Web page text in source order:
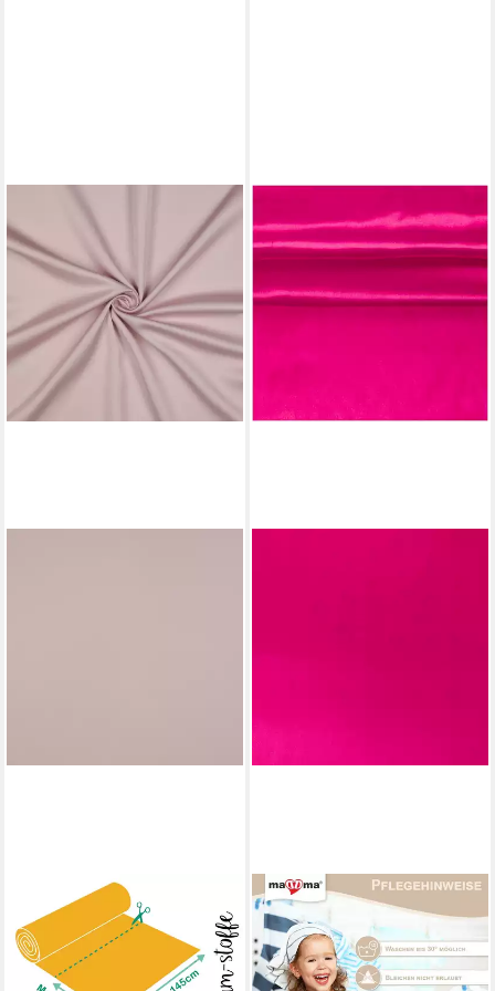
MAGAM-STOFFE
Stoff "Romy", Micro Satin fein
gewebt, edel und weich
Meterware ab 50cm
MADDMA
Stoff Polyestersatin Satin ab
1x1,5m Polyesterstoff
Kostümstoff Modestoff